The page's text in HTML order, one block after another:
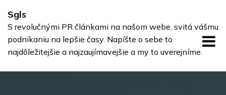
content
Sgls
S revolučnými PR článkami na našom webe, svitá vášmu
podnikaniu na lepšie časy. Napíšte o sebe to
najdôležitejšie a najzaujímavejšie a my to uverejníme.